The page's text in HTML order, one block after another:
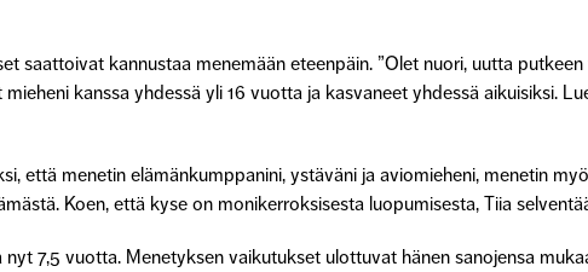
saattoivat kannustaa menemään eteenpäin. ”Olet nuori, uutta
kanssa yhdessä yli 16 vuotta ja kasvaneet yhdessä aikuisiksi.
että menetin elämänkumppanini, ystäväni ja aviomieheni, menetin
Koen, että kyse on monikerroksisesta luopumisesta, Tiia
7,5 vuotta. Menetyksen vaikutukset ulottuvat hänen sanojensa